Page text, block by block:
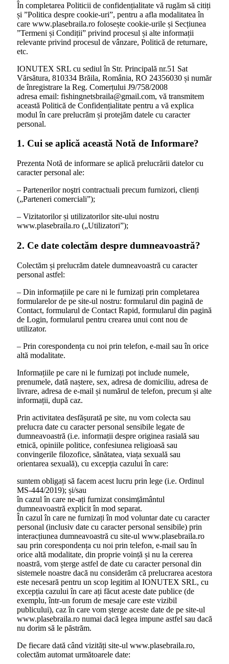
În completarea Politicii de confidențialitate vă rugăm să citiți
și ”Politica despre cookie-uri”, pentru a afla modalitatea în
care www.plasebraila.ro folosește cookie-urile și Secțiunea
”Termeni și Condiții” privind procesul și alte informații
relevante privind procesul de vânzare, Politică de returnare,
etc.
IONUTEX SRL cu sediul în Str. Principală nr.51 Sat
Vărsătura, 810334 Brăila, România, RO 24356030 și număr
de înregistrare la Reg. Comerțului J9/758/2008
adresa email: fishingnetsbraila@gmail.com, vă transmitem
această Politică de Confidențialitate pentru a vă explica
modul în care prelucrăm și protejăm datele cu caracter
personal.
1. Cui se aplică această Notă de Informare?
Prezenta Notă de informare se aplică prelucrării datelor cu
caracter personal ale:
– Partenerilor noştri contractuali precum furnizori, clienți
(„Parteneri comerciali”);
– Vizitatorilor și utilizatorilor site-ului nostru
www.plasebraila.ro („Utilizatori”);
2. Ce date colectăm despre dumneavoastră?
Colectăm și prelucrăm datele dumneavoastră cu caracter
personal astfel:
– Din informațiile pe care ni le furnizați prin completarea
formularelor de pe site-ul nostru: formularul din pagină de
Contact, formularul de Contact Rapid, formularul din pagină
de Login, formularul pentru crearea unui cont nou de
utilizator.
– Prin corespondența cu noi prin telefon, e-mail sau în orice
altă modalitate.
Informațiile pe care ni le furnizați pot include numele,
prenumele, dată naștere, sex, adresa de domiciliu, adresa de
livrare, adresa de e-mail și numărul de telefon, precum și alte
informații, după caz.
Prin activitatea desfășurată pe site, nu vom colecta sau
prelucra date cu caracter personal sensibile legate de
dumneavoastră (i.e. informații despre originea rasială sau
etnică, opiniile politice, confesiunea religioasă sau
convingerile filozofice, sănătatea, viața sexuală sau
orientarea sexuală), cu excepția cazului în care:
suntem obligați să facem acest lucru prin lege (i.e. Ordinul
MS-444/2019); și/sau
în cazul în care ne-ați furnizat consimțământul
dumneavoastră explicit în mod separat.
În cazul în care ne furnizați în mod voluntar date cu caracter
personal (inclusiv date cu caracter personal sensibile) prin
interacțiunea dumneavoastră cu site-ul www.plasebraila.ro
sau prin corespondența cu noi prin telefon, e-mail sau în
orice altă modalitate, din proprie voință și nu la cererea
noastră, vom șterge astfel de date cu caracter personal din
sistemele noastre dacă nu considerăm că prelucrarea acestora
este necesară pentru un scop legitim al IONUTEX SRL, cu
excepția cazului în care ați făcut aceste date publice (de
exemplu, într-un forum de mesaje care este vizibil
publicului), caz în care vom șterge aceste date de pe site-ul
www.plasebraila.ro numai dacă legea impune astfel sau dacă
nu dorim să le păstrăm.
De fiecare dată când vizități site-ul www.plasebraila.ro,
colectăm automat următoarele date: